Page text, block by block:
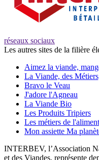
réseaux sociaux
Les autres sites de la filière
Aimez la viande,
La Viande, des
Bravo le Veau
J'adore l'Agneau
La Viande Bio
Les Produits Tripiers
Les métiers de
Mon assiette Ma
INTERBEV, l’Association
et des Viandes, représente